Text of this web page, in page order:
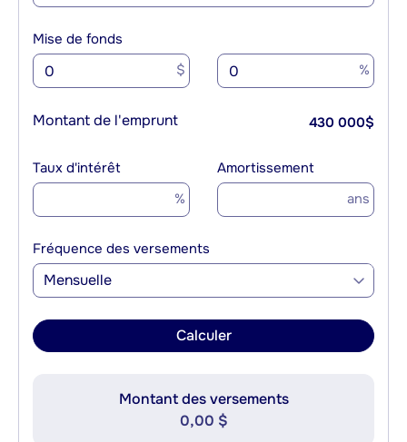
Mise de fonds
$ %
Montant de l'emprunt 430 000$
Taux d'intérêt
%
Amortissement
ans
Fréquence des versements
Mensuelle
Calculer
Montant des versements
0,00 $